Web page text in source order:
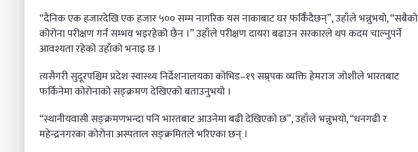
“दैनिक एक हजारदेखि एक हजार ५०० सम्म नागरिक यस नाकाबाट घर फर्किँदैछन्”, उहाँले भन्नुभयो, “सबैको
कोरोना परीक्षण गर्न सम्भव भइरहेको छैन ।” उहाँले परीक्षण दायरा बढाउन सरकारले थप कदम चाल्नुपर्ने
आवश्यता रहेको उहाँको भनाइ छ ।
त्यसैगरी सुदूरपश्चिम प्रदेश स्वास्थ्य निर्देशनालयका कोभिड–१९ सम्र्पक व्यक्ति हेमराज जोशीले भारतबाट
फर्किनेमा कोरोनाको सङ्क्रमण देखिएको बताउनुभयो ।
“स्थानीयवासी सङ्क्रमणभन्दा पनि भारतबाट आउनेमा बढी देखिएको छ”, उहाँले भन्नुभयो, “धनगढी र
महेन्द्रनगरका कोरोना अस्पताल सङ्क्रमितले भरिएका छन् ।